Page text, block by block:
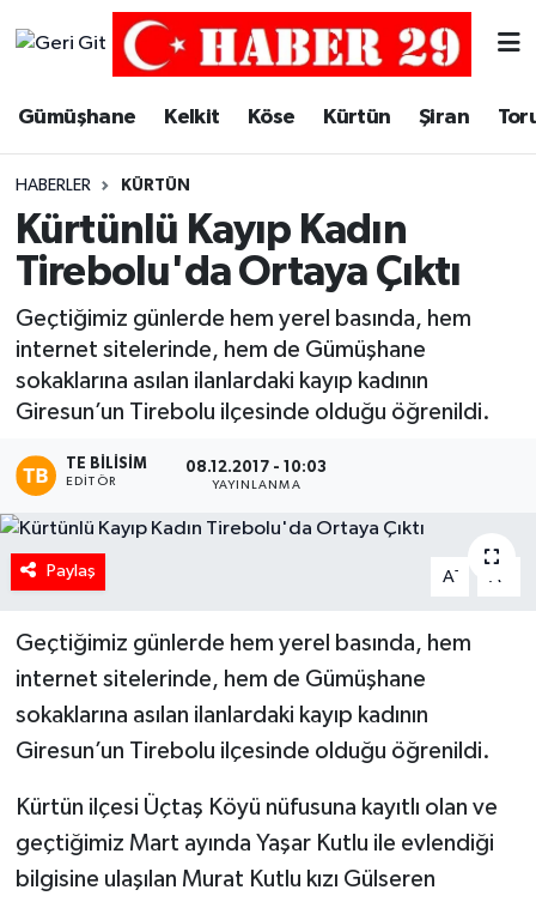
Gümüşhane Kelkit Köse Kürtün Şiran
HABERLER KÜRTÜN
Kürtünlü Kayıp Kadın
Tirebolu'da Ortaya Çıktı
Geçtiğimiz günlerde hem yerel basında, hem
internet sitelerinde, hem de Gümüşhane
sokaklarına asılan ilanlardaki kayıp kadının
Giresun’un Tirebolu ilçesinde olduğu öğrenildi.
TE BILISIM
EDITÖR
08.12.2017 - 10:03
YAYINLANMA
Paylaş A- A
Geçtiğimiz günlerde hem yerel basında, hem
internet sitelerinde, hem de Gümüşhane
sokaklarına asılan ilanlardaki kayıp kadının
Giresun’un Tirebolu ilçesinde olduğu öğrenildi.
Kürtün ilçesi Üçtaş Köyü nüfusuna kayıtlı olan ve
geçtiğimiz Mart ayında Yaşar Kutlu ile evlendiği
bilgisine ulaşılan Murat Kutlu kızı Gülseren
Merkez Trafik Yoğunluk Haritası
Süper Lig Puan Durumu ve Fikstür
Tüm Manşetler
Son Dakika Haberleri